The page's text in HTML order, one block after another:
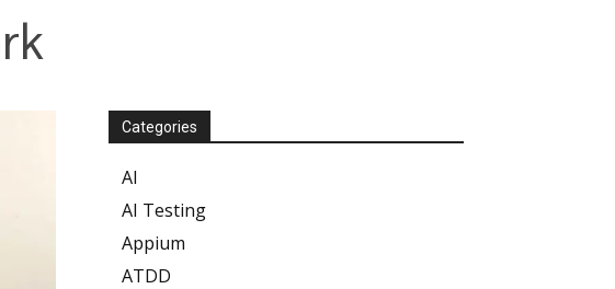
Categories
AI
AI Testing
Appium
ATDD